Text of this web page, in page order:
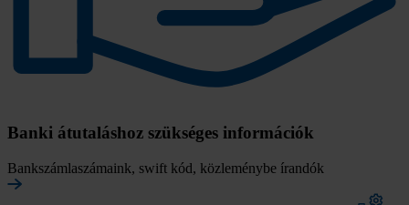
Banki átutaláshoz szükséges információk
Bankszámlaszámaink, swift kód, közleménybe írandók